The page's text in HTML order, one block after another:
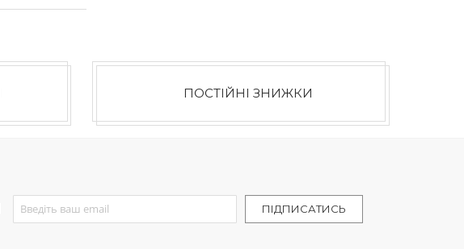
ПОСТІЙНІ ЗНИЖКИ
Sign Up for Our Newsletter:
ПІДПИСАТИСЬ